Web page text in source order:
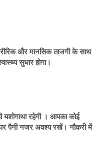
और मानसिक ताजगी के साथ
सुधार होगा।
यशोगाथा रहेगी । आपका कोई
पर पैनी नजर अवश्य रखें। नौकरी में